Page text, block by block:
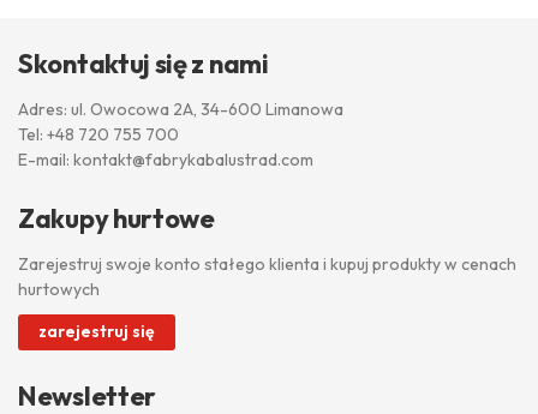
Skontaktuj się z nami
Adres: ul. Owocowa 2A, 34-600 Limanowa
Tel: +48 720 755 700
E-mail: kontakt@fabrykabalustrad.com
Zakupy hurtowe
Zarejestruj swoje konto stałego klienta i kupuj produkty w cenach
hurtowych
zarejestruj się
Newsletter